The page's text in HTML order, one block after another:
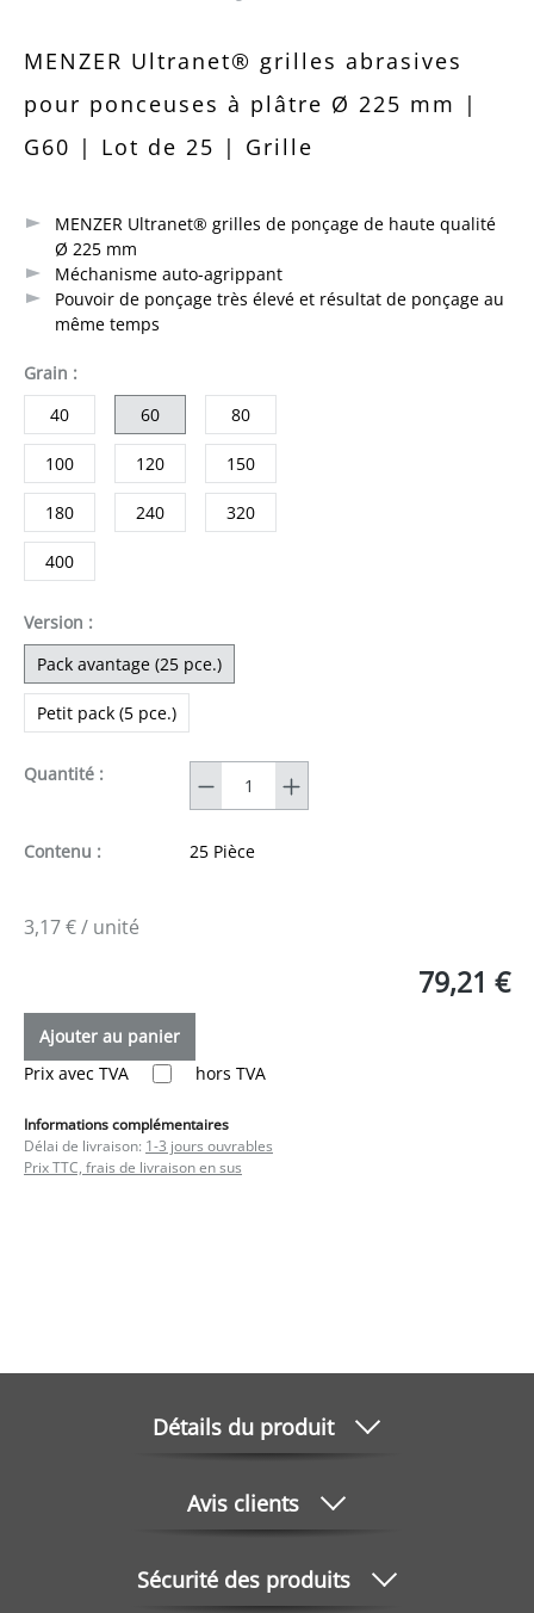
MENZER Ultranet® grilles abrasives
pour ponceuses à plâtre Ø 225 mm |
G60 | Lot de 25 | Grille
MENZER Ultranet® grilles de ponçage de haute qualité
Ø 225 mm
Méchanisme auto-agrippant
Pouvoir de ponçage très élevé et résultat de ponçage au
même temps
Grain sélectionner
:
40
60 80
100 120 150
180 240 320
400
Version sélectionner
:
Pack avantage (25 pce.)
Petit pack (5 pce.)
Quantité :
Contenu : 25 Pièce
3,17 € / unité
79,21 €
Ajouter au panier
Prix avec TVA
hors TVA
Informations complémentaires
Délai de livraison: 1-3 jours ouvrables
Prix TTC, frais de livraison en sus
Détails du produit
Avis clients
Sécurité des produits